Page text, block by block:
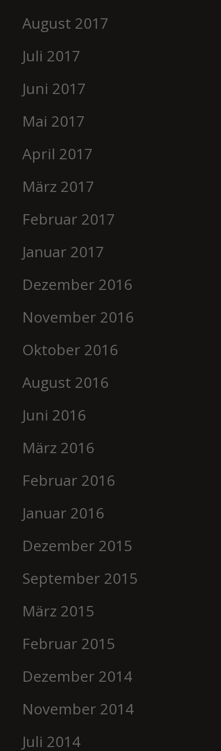
August 2017
Juli 2017
Juni 2017
Mai 2017
April 2017
März 2017
Februar 2017
Januar 2017
Dezember 2016
November 2016
Oktober 2016
August 2016
Juni 2016
März 2016
Februar 2016
Januar 2016
Dezember 2015
September 2015
März 2015
Februar 2015
Dezember 2014
November 2014
Juli 2014